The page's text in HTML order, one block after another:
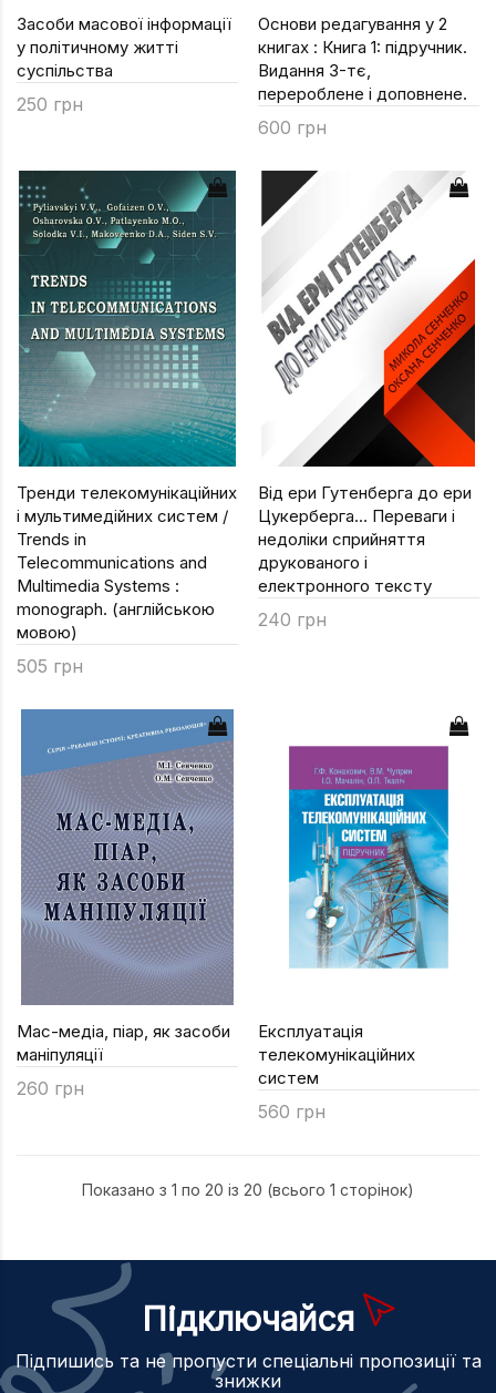
Засоби масової інформації
у політичному житті
суспільства
250 грн
Основи редагування у 2
книгах : Книга 1: підручник.
Видання 3-тє,
перероблене і доповнене.
600 грн
Тренди телекомунікаційних
і мультимедійних систем /
Trends in
Telecommunications and
Multimedia Systems :
monograph. (англійською
мовою)
505 грн
Від ери Гутенберга до ери
Цукерберга… Переваги і
недоліки сприйняття
друкованого і
електронного тексту
240 грн
Мас-медіа, піар, як засоби
маніпуляції
260 грн
Експлуатація
телекомунікаційних
систем
560 грн
Показано з 1 по 20 із 20 (всього 1 сторінок)
Підключайся
Підпишись та не пропусти спеціальні пропозиції та
знижки